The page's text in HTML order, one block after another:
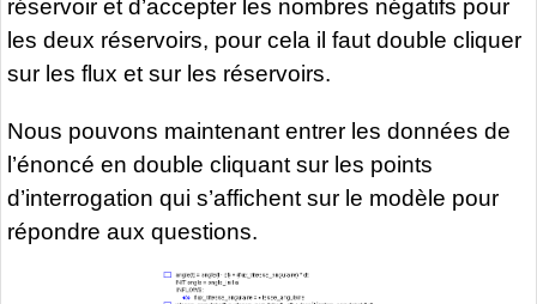
réservoir et d’accepter les nombres négatifs pour
les deux réservoirs, pour cela il faut double cliquer
sur les flux et sur les réservoirs.
Nous pouvons maintenant entrer les données de
l’énoncé en double cliquant sur les points
d’interrogation qui s’affichent sur le modèle pour
répondre aux questions.